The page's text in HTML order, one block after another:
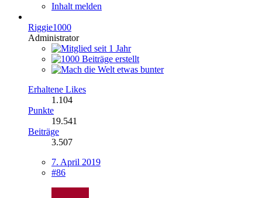
Inhalt melden
Riggie1000
Administrator
Erhaltene Likes
1.104
Punkte
19.541
Beiträge
3.507
7. April 2019
#86